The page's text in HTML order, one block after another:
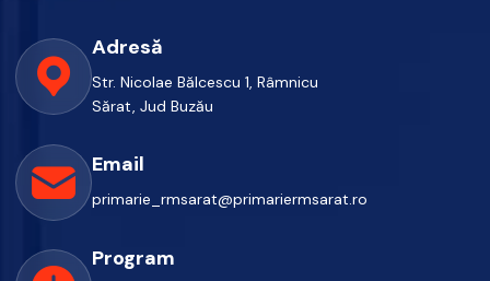
Adresă
Str. Nicolae Bălcescu 1, Râmnicu
Sărat, Jud Buzău
Email
primarie_rmsarat@primariermsarat.ro
Program